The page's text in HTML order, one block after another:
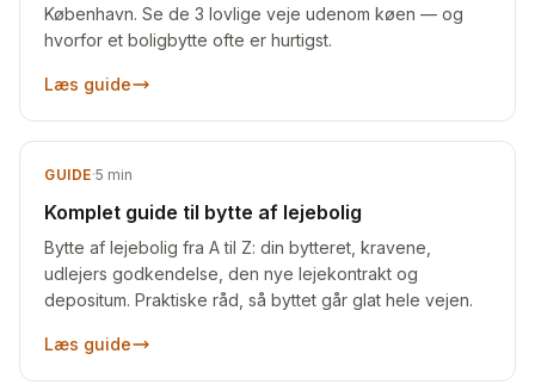
København. Se de 3 lovlige veje udenom køen — og
hvorfor et boligbytte ofte er hurtigst.
Læs guide
GUIDE·5 min
Komplet guide til bytte af lejebolig
Bytte af lejebolig fra A til Z: din bytteret, kravene,
udlejers godkendelse, den nye lejekontrakt og
depositum. Praktiske råd, så byttet går glat hele vejen.
Læs guide